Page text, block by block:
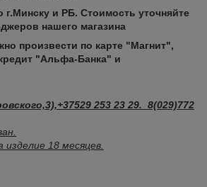
г.Минску и РБ. Стоимость уточняйте
нашего магазина
произвести по карте "Магнит",
"Альфа-Банка" и
253 23 29. 8(029)772
18 месяцев.